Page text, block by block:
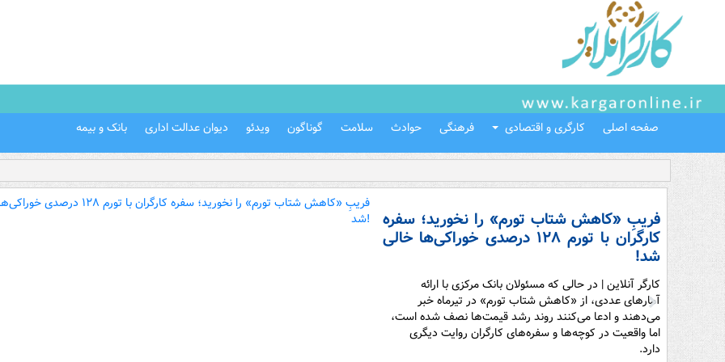
صفحه اصلی کارگری و اقتصادی فرهنگی حوادث سلامت گوناگون ویدئو دیوان عدالت اداری بانک و بیمه
فریبِ «کاهش شتاب تورم» را نخورید؛ سفره
کارگران با تورم ۱۲۸ درصدی خوراکی‌ها خالی
شد!
کارگر آنلاین | در حالی که مسئولان بانک مرکزی با ارائه
آمارهای عددی، از «کاهش شتاب تورم» در تیرماه خبر
می‌دهند و ادعا می‌کنند روند رشد قیمت‌ها نصف شده است،
اما واقعیت در کوچه‌ها و سفره‌های کارگران روایت دیگری
دارد.